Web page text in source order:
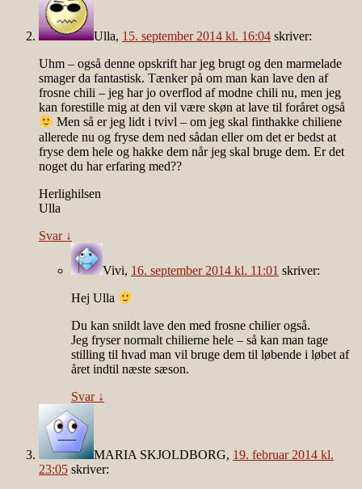
Ulla, 15. september 2014 kl. 16:04 skriver:
Uhm – også denne opskrift har jeg brugt og den marmelade
smager da fantastisk. Tænker på om man kan lave den af
frosne chili – jeg har jo overflod af modne chili nu, men jeg
kan forestille mig at den vil være skøn at lave til foråret også
Men så er jeg lidt i tvivl – om jeg skal finthakke chiliene
allerede nu og fryse dem ned sådan eller om det er bedst at
fryse dem hele og hakke dem når jeg skal bruge dem. Er det
noget du har erfaring med??
Herlighilsen
Ulla
Svar ↓
Vivi, 16. september 2014 kl. 11:01 skriver:
Hej Ulla
Du kan snildt lave den med frosne chilier også.
Jeg fryser normalt chilierne hele – så kan man tage
stilling til hvad man vil bruge dem til løbende i løbet af
året indtil næste sæson.
Svar ↓
MARIA SKJOLDBORG, 19. februar 2014 kl.
23:05 skriver: